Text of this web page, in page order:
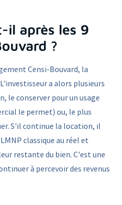
il après les 9
?
Censi-Bouvard, la
a alors plusieurs
le conserver pour un usage
le permet) ou, le plus
S'il continue la location, il
classique au réel et
restante du bien. C'est une
à percevoir des revenus